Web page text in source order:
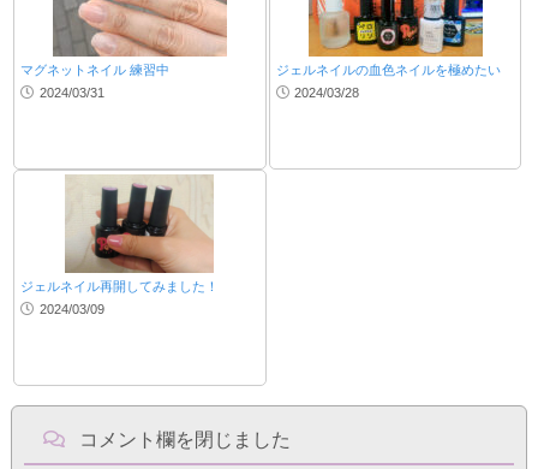
マグネットネイル 練習中
2024/03/31
ジェルネイルの血色ネイルを極めたい
2024/03/28
ジェルネイル再開してみました！
2024/03/09
コメント欄を閉じました